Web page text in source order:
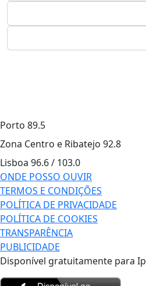
Porto 89.5
Zona Centro e Ribatejo 92.8
Lisboa 96.6 / 103.0
ONDE POSSO OUVIR
TERMOS E CONDIÇÕES
POLÍTICA DE PRIVACIDADE
POLÍTICA DE COOKIES
TRANSPARÊNCIA
PUBLICIDADE
Disponível gratuitamente para